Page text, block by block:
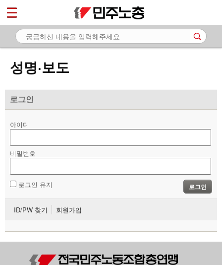
성명·보도
로그인
아이디
비밀번호
로그인 유지 로그인
ID/PW 찾기 회원가입
마이페이지
소개
- 공지사항
- 성명·보도
자료
부설기관
업무